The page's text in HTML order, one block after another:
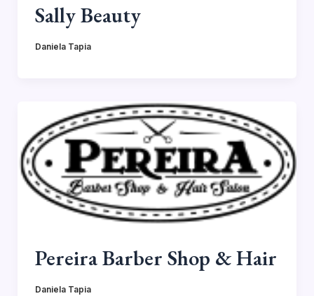
Sally Beauty
Daniela Tapia
Pereira Barber Shop & Hair
Daniela Tapia